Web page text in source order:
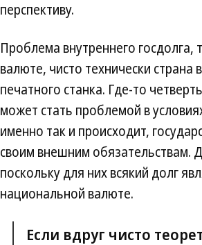
перспективу.
Проблема внутреннего
валюте, чисто технически страна
печатного станка. Где-то
может стать проблемой в
именно так и происходит,
своим внешним обязательствам.
поскольку для них всякий долг
национальной валюте.
Если вдруг чисто